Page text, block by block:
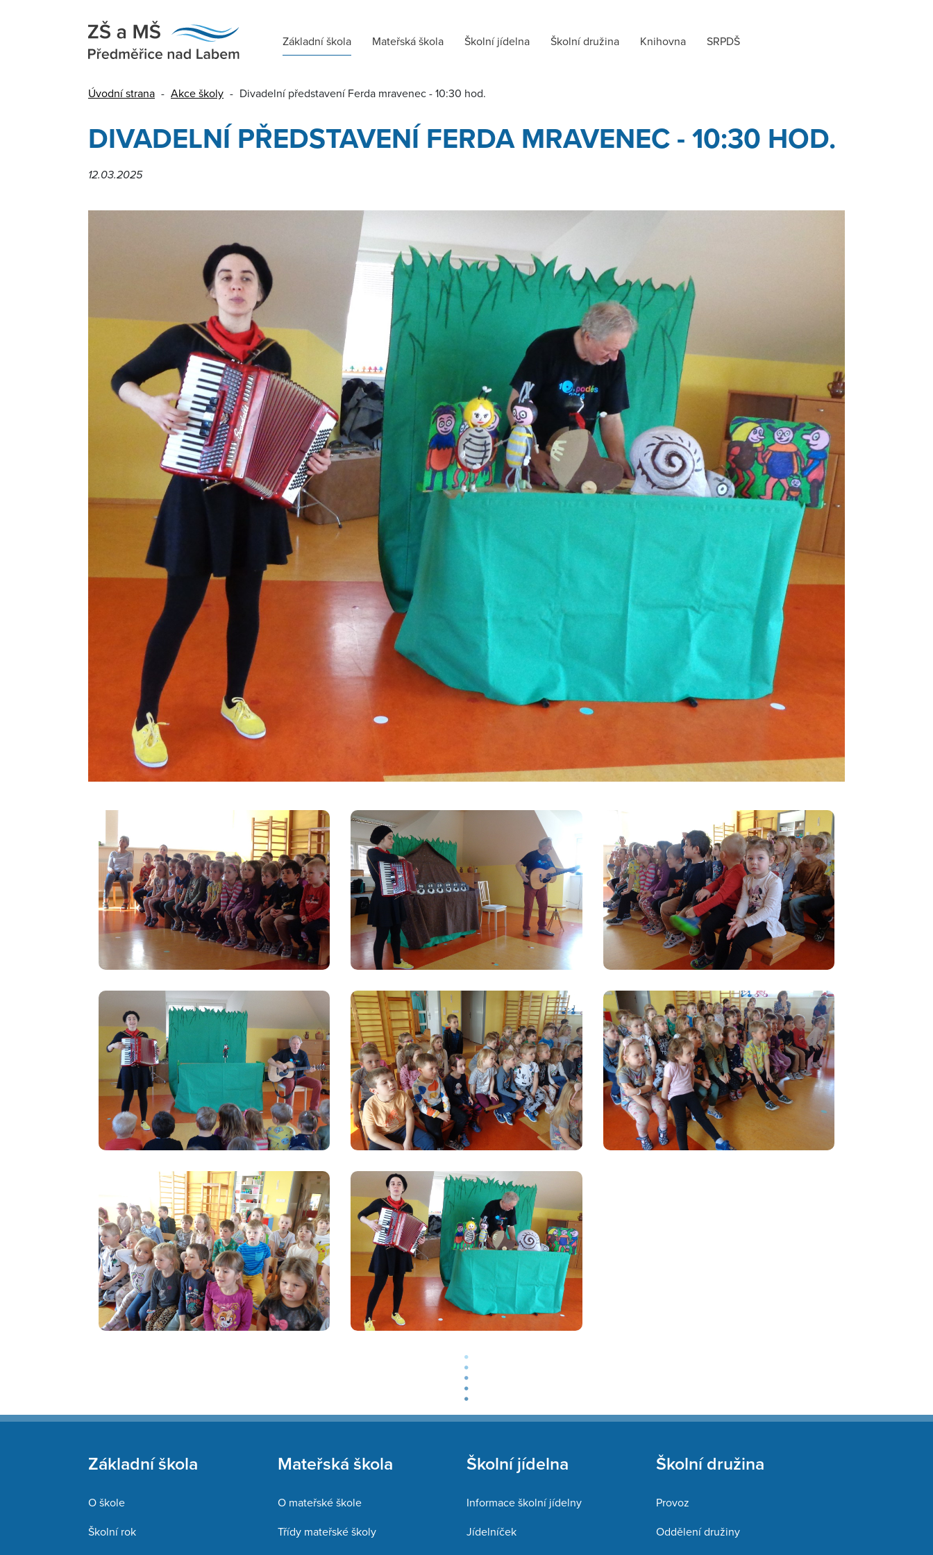
Základní škola Mateřská škola Školní jídelna Školní družina Knihovna SRPDŠ
Úvodní strana - Akce školy - Divadelní představení Ferda mravenec - 10:30 hod.
DIVADELNÍ PŘEDSTAVENÍ FERDA MRAVENEC - 10:30 HOD.
12.03.2025
Základní škola
O škole
Školní rok
Mateřská škola
O mateřské škole
Třídy mateřské školy
Školní jídelna
Informace školní jídelny
Jídelníček
Školní družina
Provoz
Oddělení družiny